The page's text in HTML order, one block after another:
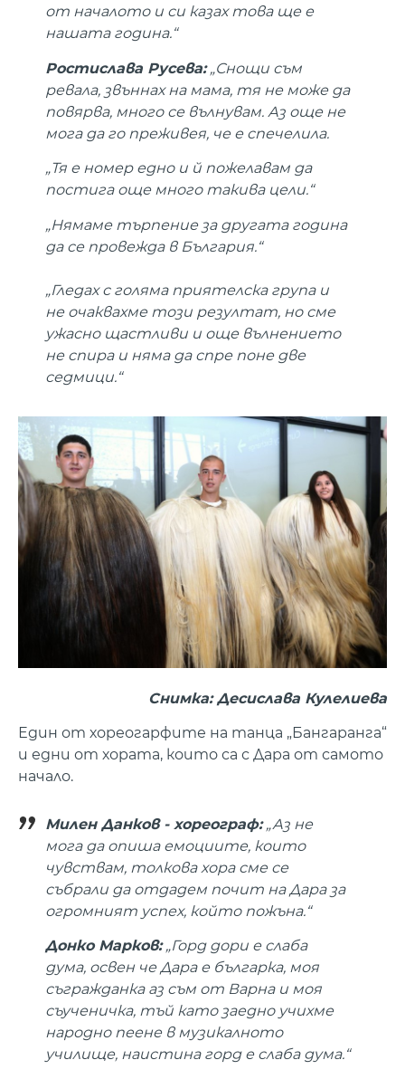
от началото и си казах това ще е
нашата година.“
Ростислава Русева:„Снощи съм
ревала, звъннах на мама, тя не може да
повярва, много се вълнувам. Аз още не
мога да го преживея, че е спечелила.
„Тя е номер едно и й пожелавам да
постига още много такива цели.“
„Нямаме търпение за другата година
да се провежда в България.“
„Гледах с голяма приятелска група и
не очаквахме този резултат, но сме
ужасно щастливи и още вълнението
не спира и няма да спре поне две
седмици.“
Снимка: Десислава Кулелиева
Един от хореогарфите на танца „Бангаранга“
и едни от хората, които са с Дара от самото
начало.
Милен Данков - хореограф:„Аз не
мога да опиша емоциите, които
чувствам, толкова хора сме се
събрали да отдадем почит на Дара за
огромният успех, който пожъна.“
Донко Марков:„Горд дори е слаба
дума, освен че Дара е българка, моя
съгражданка аз съм от Варна и моя
съученичка, тъй като заедно учихме
народно пеене в музикалното
училище, наистина горд е слаба дума.“